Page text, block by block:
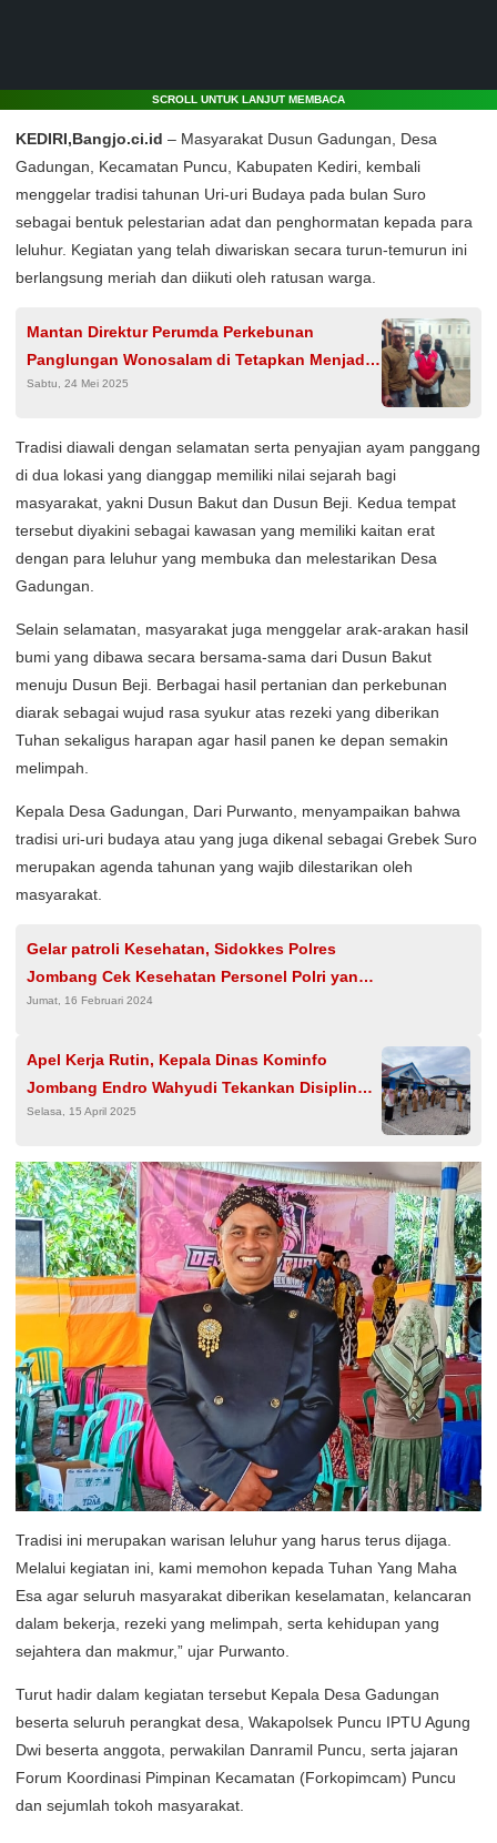
SCROLL UNTUK LANJUT MEMBACA
KEDIRI,Bangjo.ci.id – Masyarakat Dusun Gadungan, Desa
Gadungan, Kecamatan Puncu, Kabupaten Kediri, kembali
menggelar tradisi tahunan Uri-uri Budaya pada bulan Suro
sebagai bentuk pelestarian adat dan penghormatan kepada para
leluhur. Kegiatan yang telah diwariskan secara turun-temurun ini
berlangsung meriah dan diikuti oleh ratusan warga.
Mantan Direktur Perumda Perkebunan
Panglungan Wonosalam di Tetapkan Menjadi
Tersangka Korupsi 1,5 M Pembibitan Porang
Sabtu, 24 Mei 2025
Tradisi diawali dengan selamatan serta penyajian ayam panggang
di dua lokasi yang dianggap memiliki nilai sejarah bagi
masyarakat, yakni Dusun Bakut dan Dusun Beji. Kedua tempat
tersebut diyakini sebagai kawasan yang memiliki kaitan erat
dengan para leluhur yang membuka dan melestarikan Desa
Gadungan.
Selain selamatan, masyarakat juga menggelar arak-arakan hasil
bumi yang dibawa secara bersama-sama dari Dusun Bakut
menuju Dusun Beji. Berbagai hasil pertanian dan perkebunan
diarak sebagai wujud rasa syukur atas rezeki yang diberikan
Tuhan sekaligus harapan agar hasil panen ke depan semakin
melimpah.
Kepala Desa Gadungan, Dari Purwanto, menyampaikan bahwa
tradisi uri-uri budaya atau yang juga dikenal sebagai Grebek Suro
merupakan agenda tahunan yang wajib dilestarikan oleh
masyarakat.
Gelar patroli Kesehatan, Sidokkes Polres
Jombang Cek Kesehatan Personel Polri yang
Mengamankan Pemilu
Jumat, 16 Februari 2024
Apel Kerja Rutin, Kepala Dinas Kominfo
Jombang Endro Wahyudi Tekankan Disiplin
Kerja
Selasa, 15 April 2025
Tradisi ini merupakan warisan leluhur yang harus terus dijaga.
Melalui kegiatan ini, kami memohon kepada Tuhan Yang Maha
Esa agar seluruh masyarakat diberikan keselamatan, kelancaran
dalam bekerja, rezeki yang melimpah, serta kehidupan yang
sejahtera dan makmur,” ujar Purwanto.
Turut hadir dalam kegiatan tersebut Kepala Desa Gadungan
beserta seluruh perangkat desa, Wakapolsek Puncu IPTU Agung
Dwi beserta anggota, perwakilan Danramil Puncu, serta jajaran
Forum Koordinasi Pimpinan Kecamatan (Forkopimcam) Puncu
dan sejumlah tokoh masyarakat.